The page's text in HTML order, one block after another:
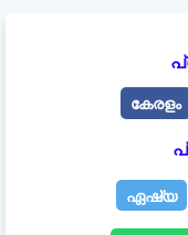
കേരളം
ഏഷ്യ